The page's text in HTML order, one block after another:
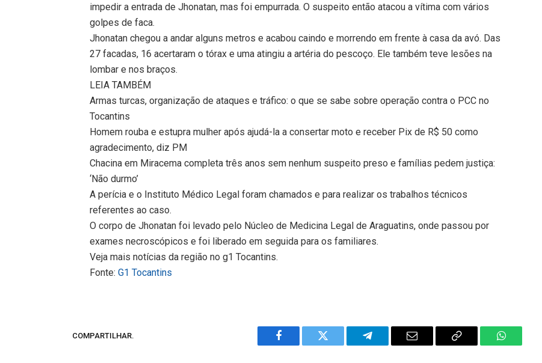
impedir a entrada de Jhonatan, mas foi empurrada. O suspeito então atacou a vítima com vários
golpes de faca.
Jhonatan chegou a andar alguns metros e acabou caindo e morrendo em frente à casa da avó. Das
27 facadas, 16 acertaram o tórax e uma atingiu a artéria do pescoço. Ele também teve lesões na
lombar e nos braços.
LEIA TAMBÉM
Armas turcas, organização de ataques e tráfico: o que se sabe sobre operação contra o PCC no
Tocantins
Homem rouba e estupra mulher após ajudá-la a consertar moto e receber Pix de R$ 50 como
agradecimento, diz PM
Chacina em Miracema completa três anos sem nenhum suspeito preso e famílias pedem justiça:
‘Não durmo’
A perícia e o Instituto Médico Legal foram chamados e para realizar os trabalhos técnicos
referentes ao caso.
O corpo de Jhonatan foi levado pelo Núcleo de Medicina Legal de Araguatins, onde passou por
exames necroscópicos e foi liberado em seguida para os familiares.
Veja mais notícias da região no g1 Tocantins.
Fonte:G1 Tocantins
COMPARTILHAR.
Facebook Twitter Telegram Email
Copy
WhatsApp